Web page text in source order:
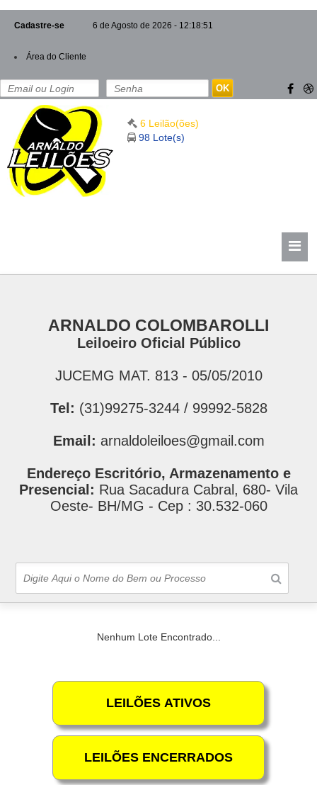
Cadastre-se 6 de Agosto de 2026 - 12:18:51
Área do Cliente
OK
6 Leilão(ões)
98 Lote(s)
ARNALDO COLOMBAROLLI
Leiloeiro Oficial Público
JUCEMG MAT. 813 - 05/05/2010
Tel: (31)99275-3244 / 99992-5828
Email: arnaldoleiloes@gmail.com
Endereço Escritório, Armazenamento e
Presencial: Rua Sacadura Cabral, 680- Vila
Oeste- BH/MG - Cep : 30.532-060
Nenhum Lote Encontrado...